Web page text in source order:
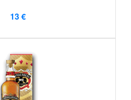
13 €